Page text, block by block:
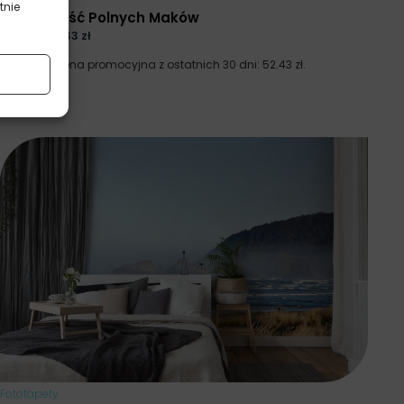
Delikatność Polnych Maków
52.43 zł
Najniższa cena promocyjna z ostatnich 30 dni: 52.43 zł.
Fototapety